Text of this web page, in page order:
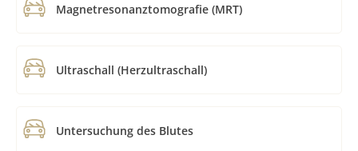
Magnetresonanztomografie (MRT)
Ultraschall (Herzultraschall)
Untersuchung des Blutes